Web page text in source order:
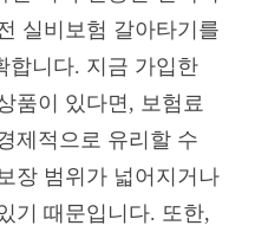
실비보험 갈아타기를
합니다. 지금 가입한
품이 있다면, 보험료
제적으로 유리할 수
장 범위가 넓어지거나
기 때문입니다. 또한,